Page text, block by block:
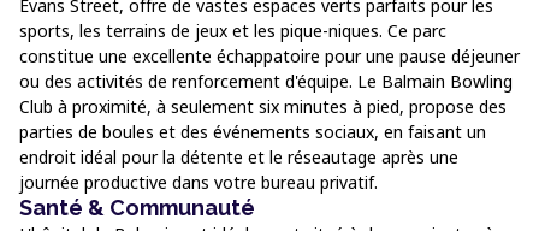
Evans Street, offre de vastes espaces verts parfaits pour les
sports, les terrains de jeux et les pique-niques. Ce parc
constitue une excellente échappatoire pour une pause déjeuner
ou des activités de renforcement d'équipe. Le Balmain Bowling
Club à proximité, à seulement six minutes à pied, propose des
parties de boules et des événements sociaux, en faisant un
endroit idéal pour la détente et le réseautage après une
journée productive dans votre bureau privatif.
Santé & Communauté